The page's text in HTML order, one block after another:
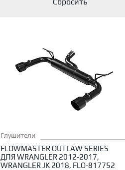
Глушители
FLOWMASTER OUTLAW SERIES
ДЛЯ WRANGLER 2012-2017,
WRANGLER JK 2018, FLO-817752